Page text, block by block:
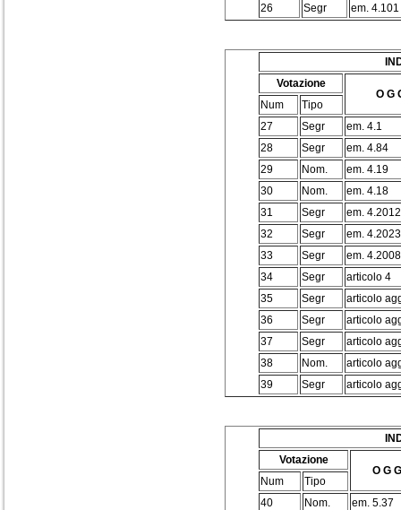
26
Segr em. 4.101
Votazione
O G
Num
Tipo
27
Segr
em. 4.1
28
Segr
em. 4.84
29
Nom.
em. 4.19
30
Nom.
em. 4.18
31
Segr
em. 4.2012
32
Segr
em. 4.2023
33
Segr
em. 4.2008
34
Segr
articolo 4
35
Segr
articolo
36
Segr
articolo
37
Segr
articolo
38
Nom.
articolo
39
Segr articolo
Votazione
O G
Num
Tipo
40
Nom.
em. 5.37